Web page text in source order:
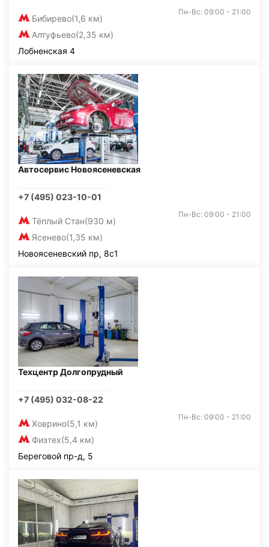
Бибирево(1,6 км)
Алтуфьево(2,35 км)
Пн-Вс: 09:00 - 21:00
Лобненская 4
Автосервис Новоясеневская
+7 (495) 023-10-01
Тёплый Стан(930 м)
Ясенево(1,35 км)
Пн-Вс: 09:00 - 21:00
Новоясеневский пр, 8с1
Техцентр Долгопрудный
+7 (495) 032-08-22
Ховрино(5,1 км)
Физтех(5,4 км)
Пн-Вс: 09:00 - 21:00
Береговой пр-д, 5